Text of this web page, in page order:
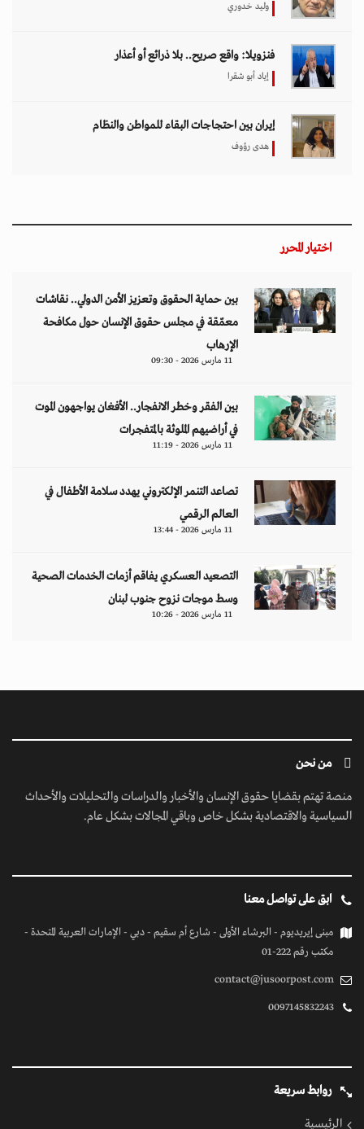
وليد خدوري
فنزويلا: واقع صريح.. بلا ذرائع أو أعذار
إياد أبو شقرا
إيران بين احتجاجات البقاء للمواطن والنظام
هدى رؤوف
اختيار المحرر
بين حماية الحقوق وتعزيز الأمن الدولي.. نقاشات
معمّقة في مجلس حقوق الإنسان حول مكافحة
الإرهاب
11 مارس 2026 - 09:30
بين الفقر وخطر الانفجار.. الأفغان يواجهون الموت
في أراضيهم الملوثة بالمتفجرات
11 مارس 2026 - 11:19
تصاعد التنمر الإلكتروني يهدد سلامة الأطفال في
العالم الرقمي
11 مارس 2026 - 13:44
التصعيد العسكري يفاقم أزمات الخدمات الصحية
وسط موجات نزوح جنوب لبنان
11 مارس 2026 - 10:26
من نحن
منصة تهتم بقضايا حقوق الإنسان والأخبار والدراسات والتحليلات والأحداث
السياسية والاقتصادية بشكل خاص وباقي المجالات بشكل عام.
ابق على تواصل معنا
مبنى إيريديوم - البرشاء الأولى - شارع أم سقيم - دبي - الإمارات العربية المتحدة -
مكتب رقم 222-01
contact@jusoorpost.com
0097145832243
روابط سريعة
الرئيسية